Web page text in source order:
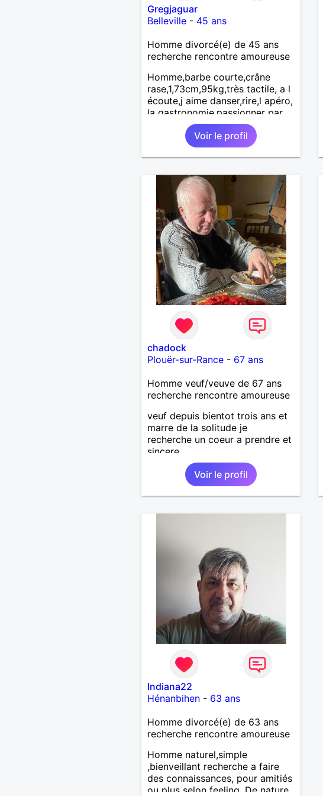
Gregjaguar
Belleville- 45 ans
Homme divorcé(e) de 45 ans
recherche rencontre amoureuse
Homme,barbe courte,crâne
rase,1,73cm,95kg,très tactile, a l
écoute,j aime danser,rire,l apéro,
la gastronomie.passionner par
mon métier, les ,motos,les
bolides.j aime me promener,
découvrir d autre endroits.
Voir le profil
chadock
Plouër-sur-Rance- 67 ans
Homme veuf/veuve de 67 ans
recherche rencontre amoureuse
veuf depuis bientot trois ans et
marre de la solitude je
recherche un coeur a prendre et
sincere
Voir le profil
Indiana22
Hénanbihen- 63 ans
Homme divorcé(e) de 63 ans
recherche rencontre amoureuse
Homme naturel,simple
,bienveillant recherche a faire
des connaissances, pour amitiés
ou plus selon feeling. De nature